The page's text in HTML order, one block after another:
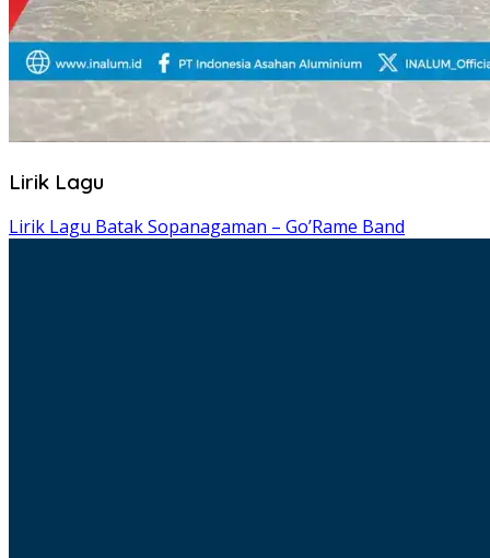
Lirik Lagu
Lirik Lagu Batak Sopanagaman – Go’Rame Band